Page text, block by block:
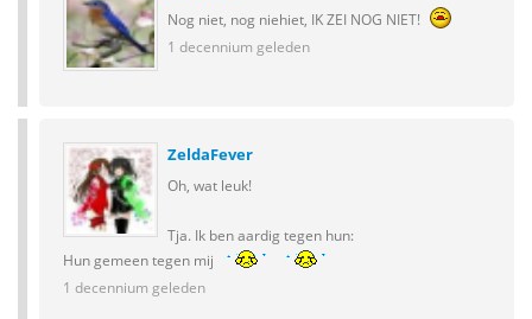
Nog niet, nog niehiet, IK ZEI NOG NIET!
1 decennium geleden
ZeldaFever
Oh, wat leuk!
Tja. Ik ben aardig tegen hun:
Hun gemeen tegen mij
1 decennium geleden